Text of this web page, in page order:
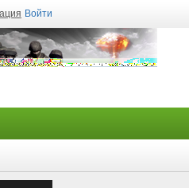
Войти